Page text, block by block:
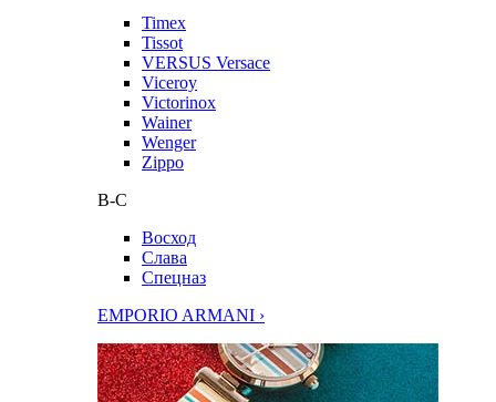
Timex
Tissot
VERSUS Versace
Viceroy
Victorinox
Wainer
Wenger
Zippo
В-С
Восход
Слава
Спецназ
EMPORIO ARMANI ›